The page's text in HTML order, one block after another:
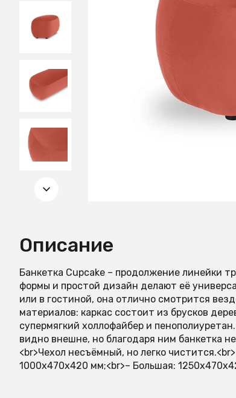
Описание
Банкетка Cupcake – продолжение линейки
формы и простой дизайн делают её
или в гостиной, она отлично смотрится
материалов: каркас состоит из брусков
супермягкий холлофайбер и
видно внешне, но благодаря ним банкетка
<br>Чехол несъёмный, но легко
1000x470x420 мм;<br>– Большая: